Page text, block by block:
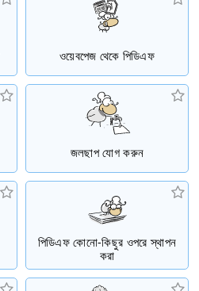
ওয়েবপেজ থেকে পিডিএফ
জলছাপ যোগ করুন
পিডিএফ কোনো-কিছুর ওপরে স্থাপন
করা